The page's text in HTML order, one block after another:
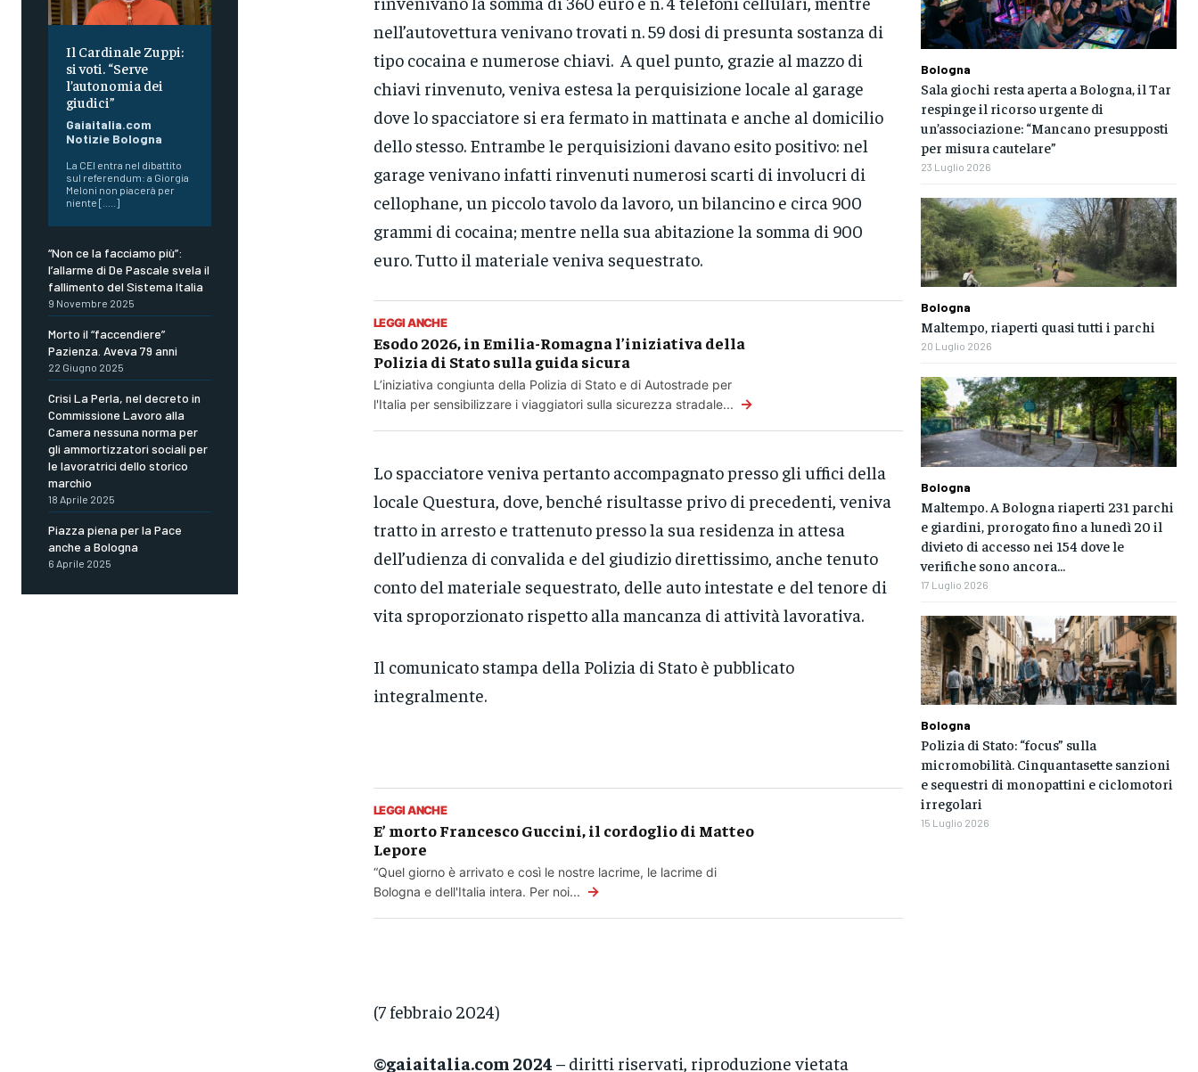
Il Cardinale Zuppi:
si voti. “Serve
l’autonomia dei
giudici”
Gaiaitalia.com
Notizie Bologna
La CEI entra nel dibattito
sul referendum: a Giorgia
Meloni non piacerà per
niente [.....]
“Non ce la facciamo più”:
l’allarme di De Pascale svela il
fallimento del Sistema Italia
9 Novembre 2025
Morto il “faccendiere”
Pazienza. Aveva 79 anni
22 Giugno 2025
Crisi La Perla, nel decreto in
Commissione Lavoro alla
Camera nessuna norma per
gli ammortizzatori sociali per
le lavoratrici dello storico
marchio
18 Aprile 2025
Piazza piena per la Pace
anche a Bologna
6 Aprile 2025
nell’autovettura venivano trovati n. 59 dosi di presunta sostanza di
tipo cocaina e numerose chiavi. A quel punto, grazie al mazzo di
chiavi rinvenuto, veniva estesa la perquisizione locale al garage
dove lo spacciatore si era fermato in mattinata e anche al domicilio
dello stesso. Entrambe le perquisizioni davano esito positivo: nel
garage venivano infatti rinvenuti numerosi scarti di involucri di
cellophane, un piccolo tavolo da lavoro, un bilancino e circa 900
grammi di cocaina; mentre nella sua abitazione la somma di 900
euro. Tutto il materiale veniva sequestrato.
LEGGI ANCHE
Esodo 2026, in Emilia-Romagna l’iniziativa della
Polizia di Stato sulla guida sicura
L’iniziativa congiunta della Polizia di Stato e di Autostrade per
l'Italia per sensibilizzare i viaggiatori sulla sicurezza stradale... →
Lo spacciatore veniva pertanto accompagnato presso gli uffici della
locale Questura, dove, benché risultasse privo di precedenti, veniva
tratto in arresto e trattenuto presso la sua residenza in attesa
dell’udienza di convalida e del giudizio direttissimo, anche tenuto
conto del materiale sequestrato, delle auto intestate e del tenore di
vita sproporzionato rispetto alla mancanza di attività lavorativa.
Il comunicato stampa della Polizia di Stato è pubblicato
integralmente.
LEGGI ANCHE
E’ morto Francesco Guccini, il cordoglio di Matteo
Lepore
“Quel giorno è arrivato e così le nostre lacrime, le lacrime di
Bologna e dell'Italia intera. Per noi... →
(7 febbraio 2024)
©gaiaitalia.com 2024 – diritti riservati, riproduzione vietata
Bologna
Sala giochi resta aperta a Bologna, il Tar
respinge il ricorso urgente di
un’associazione: “Mancano presupposti
per misura cautelare”
23 Luglio 2026
Bologna
Maltempo, riaperti quasi tutti i parchi
20 Luglio 2026
Bologna
Maltempo. A Bologna riaperti 231 parchi
e giardini, prorogato fino a lunedì 20 il
divieto di accesso nei 154 dove le
verifiche sono ancora...
17 Luglio 2026
Bologna
Polizia di Stato: “focus” sulla
micromobilità. Cinquantasette sanzioni
e sequestri di monopattini e ciclomotori
irregolari
15 Luglio 2026